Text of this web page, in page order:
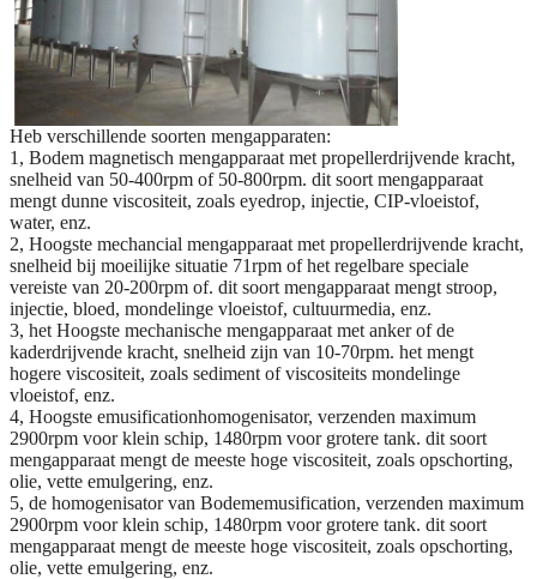
Heb verschillende soorten mengapparaten:
1, Bodem magnetisch mengapparaat met propellerdrijvende kracht,
snelheid van 50-400rpm of 50-800rpm. dit soort mengapparaat
mengt dunne viscositeit, zoals eyedrop, injectie, CIP-vloeistof,
water, enz.
2, Hoogste mechancial mengapparaat met propellerdrijvende kracht,
snelheid bij moeilijke situatie 71rpm of het regelbare speciale
vereiste van 20-200rpm of. dit soort mengapparaat mengt stroop,
injectie, bloed, mondelinge vloeistof, cultuurmedia, enz.
3, het Hoogste mechanische mengapparaat met anker of de
kaderdrijvende kracht, snelheid zijn van 10-70rpm. het mengt
hogere viscositeit, zoals sediment of viscositeits mondelinge
vloeistof, enz.
4, Hoogste emusificationhomogenisator, verzenden maximum
2900rpm voor klein schip, 1480rpm voor grotere tank. dit soort
mengapparaat mengt de meeste hoge viscositeit, zoals opschorting,
olie, vette emulgering, enz.
5, de homogenisator van Bodememusification, verzenden maximum
2900rpm voor klein schip, 1480rpm voor grotere tank. dit soort
mengapparaat mengt de meeste hoge viscositeit, zoals opschorting,
olie, vette emulgering, enz.